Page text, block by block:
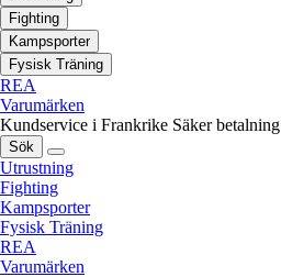
Fighting
Kampsporter
Fysisk Träning
REA
Varumärken
Kundservice i Frankrike Säker betalning
Sök
Utrustning
Fighting
Kampsporter
Fysisk Träning
REA
Varumärken